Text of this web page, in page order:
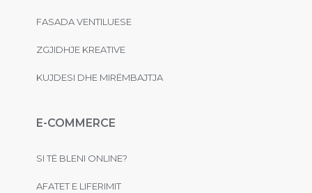
FASADA VENTILUESE
ZGJIDHJE KREATIVE
KUJDESI DHE MIRËMBAJTJA
E-COMMERCE
SI TË BLENI ONLINE?
AFATET E LIFERIMIT